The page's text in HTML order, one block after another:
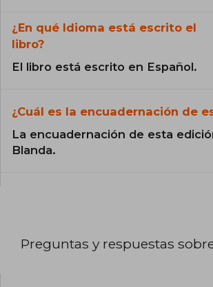
¿En qué Idioma está escrito el
libro?
El libro está escrito en Español.
¿Cuál es la encuadernación de
La encuadernación de esta
Blanda.
Preguntas y respuestas